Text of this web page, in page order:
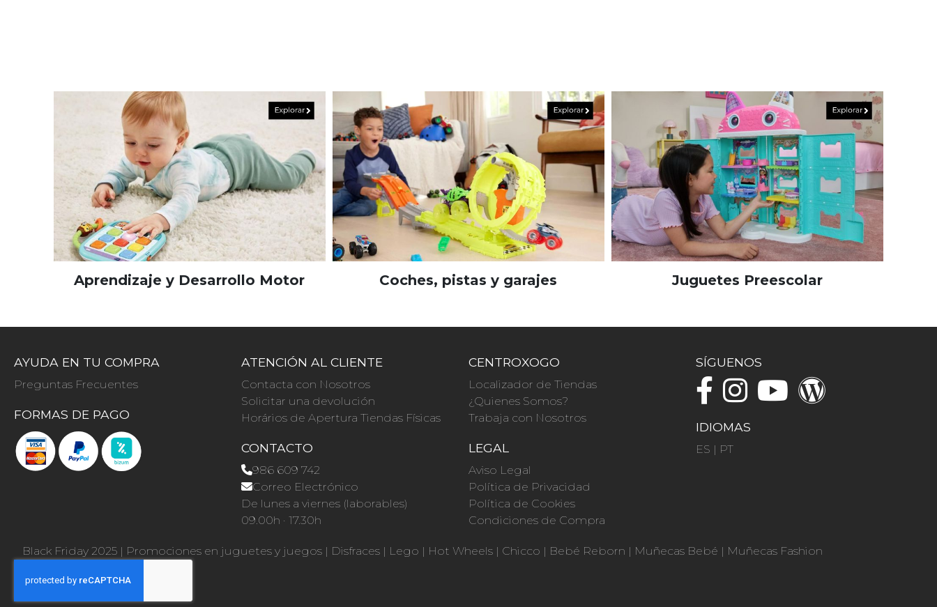
Aprendizaje y Desarrollo Motor Coches, pistas y garajes Juguetes Preescolar
AYUDA EN TU COMPRA
Preguntas Frecuentes
FORMAS DE PAGO
ATENCIÓN AL CLIENTE
Contacta con Nosotros
Solicitar una devolución
Horários de Apertura Tiendas Físicas
CONTACTO
986 609 742
Correo Electrónico
De lunes a viernes (laborables)
09.00h · 17.30h
CENTROXOGO
Localizador de Tiendas
¿Quienes Somos?
Trabaja con Nosotros
LEGAL
Aviso Legal
Política de Privacidad
Política de Cookies
Condiciones de Compra
SÍGUENOS
IDIOMAS
ES | PT
Black Friday 2025 | Promociones en juguetes y juegos | Disfraces | Lego | Hot Wheels | Chicco | Bebé Reborn | Muñecas Bebé | Muñecas Fashion